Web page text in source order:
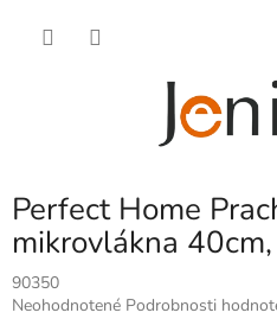
Perfect Home
mikrovlákna
90350
Priemerné
Neohodnotené Podrobnosti